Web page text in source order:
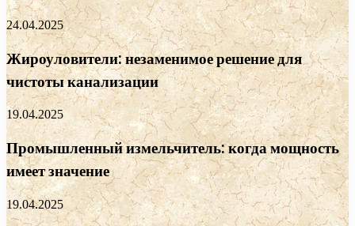
24.04.2025
Жироуловители: незаменимое решение для
чистоты канализации
19.04.2025
Промышленный измельчитель: когда мощность
имеет значение
19.04.2025